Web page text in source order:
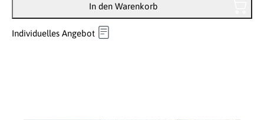
In den Warenkorb
Individuelles Angebot